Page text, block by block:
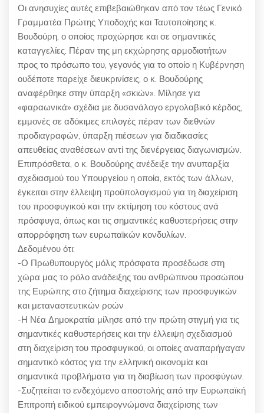
Οι ανησυχίες αυτές επιβεβαιώθηκαν από τον τέως Γενικό
Γραμματέα Πρώτης Υποδοχής και Ταυτοποίησης κ.
Βουδούρη, ο οποίος προχώρησε και σε σημαντικές
καταγγελίες. Πέραν της μη εκχώρησης αρμοδιοτήτων
προς το πρόσωπο του, γεγονός για το οποίο η Κυβέρνηση
ουδέποτε παρείχε διευκρινίσεις, ο κ. Βουδούρης
αναφέρθηκε στην ύπαρξη «σκιών». Μίλησε για
«φαραωνικά» σχέδια με δυσανάλογο εργολαβικό κέρδος,
εμμονές σε αδόκιμες επιλογές πέραν των διεθνών
προδιαγραφών, ύπαρξη πιέσεων για διαδικασίες
απευθείας αναθέσεων αντί της διενέργειας διαγωνισμών.
Επιπρόσθετα, ο κ. Βουδούρης ανέδειξε την ανυπαρξία
σχεδιασμού του Υπουργείου η οποία, εκτός των άλλων,
έγκειται στην έλλειψη προϋπολογισμού για τη διαχείριση
του προσφυγικού και την εκτίμηση του κόστους ανά
πρόσφυγα, όπως και τις σημαντικές καθυστερήσεις στην
απορρόφηση των ευρωπαϊκών κονδυλίων.
Δεδομένου ότι:
-Ο Πρωθυπουργός μόλις πρόσφατα προσέδωσε στη
χώρα μας το ρόλο ανάδειξης του ανθρώπινου προσώπου
της Ευρώπης στο ζήτημα διαχείρισης των προσφυγικών
και μεταναστευτικών ροών
-Η Νέα Δημοκρατία μίλησε από την πρώτη στιγμή για τις
σημαντικές καθυστερήσεις και την έλλειψη σχεδιασμού
στη διαχείριση του προσφυγικού, οι οποίες αναπαρήγαγαν
σημαντικό κόστος για την ελληνική οικονομία και
σημαντικά προβλήματα για τη διαβίωση των προσφύγων.
-Συζητείται το ενδεχόμενο αποστολής από την Ευρωπαϊκή
Επιτροπή ειδικού εμπειρογνώμονα διαχείρισης των